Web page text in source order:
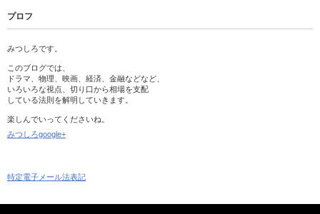
プロフ
みつしろです。
このブログでは、
ドラマ、物理、映画、経済、金融などなど、
いろいろな視点、切り口から相場を支配
している法則を解明していきます。
楽しんでいってくださいね。
みつしろgoogle+
特定電子メール法表記